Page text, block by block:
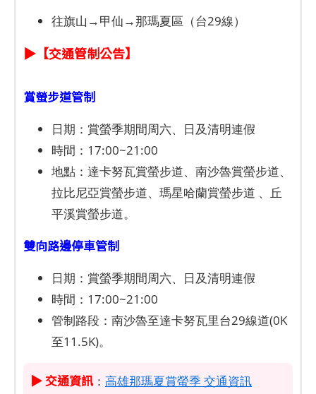
往旗山→甲仙→那瑪夏區（台29線）
▶【交通管制公告】
賞螢步道管制
日期：賞螢季期間周六、日及清明連假
時間：17:00~21:00
地點：達卡努瓦賞螢步道、南沙魯賞螢步道、
拉比尼亞賞螢步道、瑪星哈蘭賞螢步道 、丘
平溪賞螢步道。
雙向路邊停車管制
日期：賞螢季期間周六、日及清明連假
時間：17:00~21:00
管制路段：南沙魯至達卡努瓦里台29線道(0K
至11.5K)。
▶ 交通資訊： 高雄那瑪夏賞螢季 交通資訊